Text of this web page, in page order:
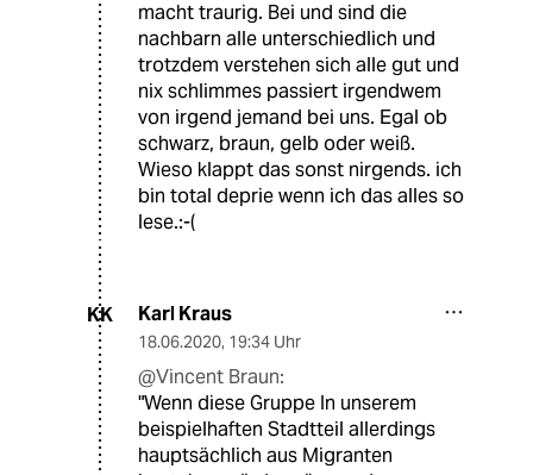
macht traurig. Bei und sind die
nachbarn alle unterschiedlich und
trotzdem verstehen sich alle gut und
nix schlimmes passiert irgendwem
von irgend jemand bei uns. Egal ob
schwarz, braun, gelb oder weiß.
Wieso klappt das sonst nirgends. ich
bin total deprie wenn ich das alles so
lese.:-(
KK Karl Kraus
18.06.2020, 19:34 Uhr
@Vincent Braun:
"Wenn diese Gruppe In unserem
beispielhaften Stadtteil allerdings
hauptsächlich aus Migranten